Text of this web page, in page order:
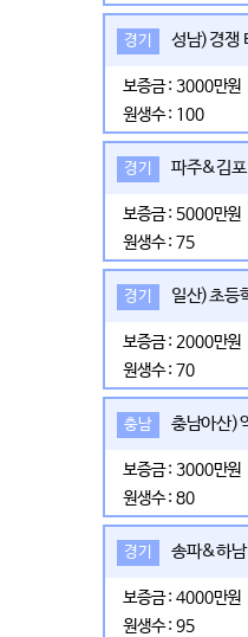
경기 성남)경쟁
보증금 : 3000만원
원생수 : 100
경기 파주&김포
보증금 : 5000만원
원생수 : 75
경기 일산)초등
보증금 : 2000만원
원생수 : 70
충남 충남아산)
보증금 : 3000만원
원생수 : 80
경기 송파&하
보증금 : 4000만원
원생수 : 95